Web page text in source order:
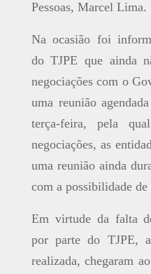
Pessoas, Marcel Lima.
Na ocasião foi
do TJPE que ainda
negociações com o
uma reunião
terça-feira, pela
negociações, as
uma reunião ainda
com a possibilidade
Em virtude da falta
por parte do TJPE,
realizada, chegaram